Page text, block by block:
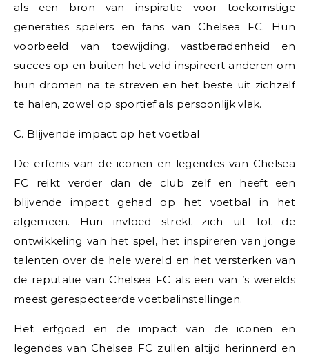
als een bron van inspiratie voor toekomstige
generaties spelers en fans van Chelsea FC. Hun
voorbeeld van toewijding, vastberadenheid en
succes op en buiten het veld inspireert anderen om
hun dromen na te streven en het beste uit zichzelf
te halen, zowel op sportief als persoonlijk vlak.
C. Blijvende impact op het voetbal
De erfenis van de iconen en legendes van Chelsea
FC reikt verder dan de club zelf en heeft een
blijvende impact gehad op het voetbal in het
algemeen. Hun invloed strekt zich uit tot de
ontwikkeling van het spel, het inspireren van jonge
talenten over de hele wereld en het versterken van
de reputatie van Chelsea FC als een van ’s werelds
meest gerespecteerde voetbalinstellingen.
Het erfgoed en de impact van de iconen en
legendes van Chelsea FC zullen altijd herinnerd en